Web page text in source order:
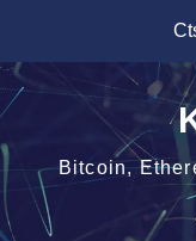
content
Bitcoin,